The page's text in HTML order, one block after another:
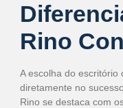
Rino
A escolha do escritório
diretamente no
Rino se destaca com